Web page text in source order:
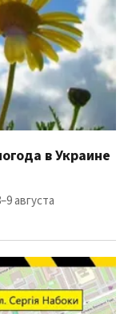
в Украине
августа